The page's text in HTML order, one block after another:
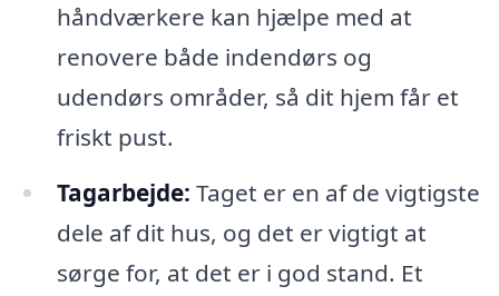
håndværkere kan hjælpe med at
renovere både indendørs og
udendørs områder, så dit hjem får et
friskt pust.
Tagarbejde: Taget er en af de vigtigste
dele af dit hus, og det er vigtigt at
sørge for, at det er i god stand. Et